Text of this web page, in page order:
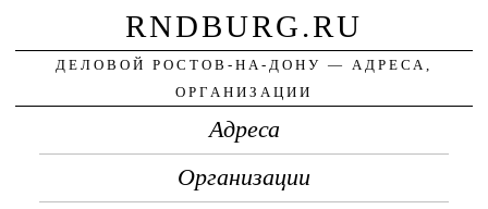
RNDBURG.RU
ДЕЛОВОЙ РОСТОВ-НА-ДОНУ — АДРЕСА,
ОРГАНИЗАЦИИ
Адреса
Организации